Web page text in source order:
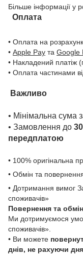
Більше інформації у
Оплата
• Оплата на
• Apple Pay та Google
• Накладений платіж
• Оплата частинами
Важливо
• Мінімальна
• Замовлення до
передплатою
• 100% оригінальна
• Обмін та
• Дотримання вимог
споживачів»
Повернення та обмін
Ми дотримуємося
споживачів».
• Ви можете
днів, не рахуючи